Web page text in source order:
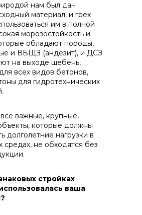
нам был дан
материал, и грех
им в полной
морозостойкость и
обладают породы,
и ВБЩЗ (андезит), и ДСЗ
на выходе щебень,
всех видов бетонов,
для гидротехнических
важные, крупные,
которые должны
долголетние нагрузки в
средах, не обходятся без
стройках
ваша